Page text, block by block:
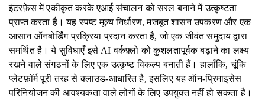
इंटरफ़ेस में एकीकृत करके एआई संचालन को सरल बनाने में उत्कृष्टता
प्राप्त करता है। यह स्पष्ट मूल्य निर्धारण, मजबूत शासन उपकरण और एक
आसान ऑनबोर्डिंग प्रक्रिया प्रदान करता है, जो एक जीवंत समुदाय द्वारा
समर्थित है। ये सुविधाएँ इसे AI वर्कफ़्लो को कुशलतापूर्वक बढ़ाने का लक्ष्य
रखने वाले संगठनों के लिए एक उत्कृष्ट विकल्प बनाती हैं। हालाँकि, चूंकि
प्लेटफ़ॉर्म पूरी तरह से क्लाउड-आधारित है, इसलिए यह ऑन-प्रिमाइसेस
परिनियोजन की आवश्यकता वाले लोगों के लिए उपयुक्त नहीं हो सकता है।